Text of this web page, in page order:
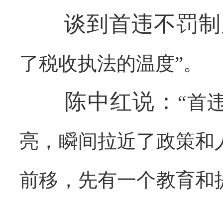
谈到首违不罚制
了税收执法的温度”。
陈中红说： “首
亮，瞬间拉近了政策
前移，先有一个教育